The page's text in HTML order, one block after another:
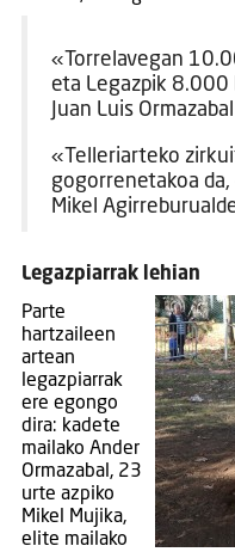
«Torrelavegan
eta Legazpik
Juan Luis
«Telleriarteko
gogorrenetakoa
Mikel
Legazpiarrak lehian
Parte
hartzaileen
artean
legazpiarrak
ere egongo
dira: kadete
mailako Ander
Ormazabal, 23
urte azpiko
Mikel Mujika,
elite mailako